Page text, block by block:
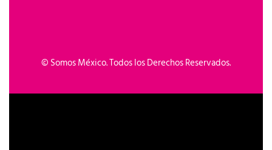
© Somos México. Todos los Derechos Reservados.